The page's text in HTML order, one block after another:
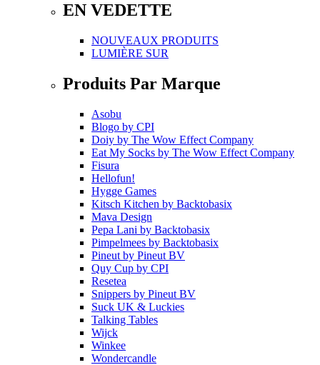
EN VEDETTE
NOUVEAUX PRODUITS
LUMIÈRE SUR
Produits Par Marque
Asobu
Blogo by CPI
Doiy by The Wow Effect Company
Eat My Socks by The Wow Effect Company
Fisura
Hellofun!
Hygge Games
Kitsch Kitchen by Backtobasix
Mava Design
Pepa Lani by Backtobasix
Pimpelmees by Backtobasix
Pineut by Pineut BV
Quy Cup by CPI
Resetea
Snippers by Pineut BV
Suck UK & Luckies
Talking Tables
Wijck
Winkee
Wondercandle